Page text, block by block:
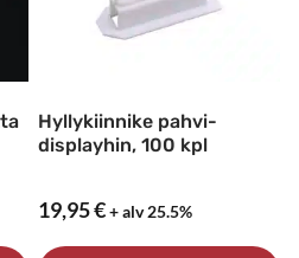
Hyllykiinnike pahvi-
displayhin, 100 kpl
19,95€+ alv 25.5%